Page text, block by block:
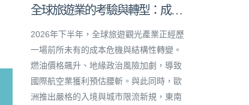
全球旅遊業的考驗與轉型：成本
壓力、法規收緊與深度體驗新趨
勢
2026年下半年，全球旅遊觀光產業正經歷
一場前所未有的成本危機與結構性轉變。
燃油價格飆升、地緣政治風險加劇，導致
國際航空業獲利預估腰斬。與此同時，歐
洲推出嚴格的入境與城市限流新規，東南